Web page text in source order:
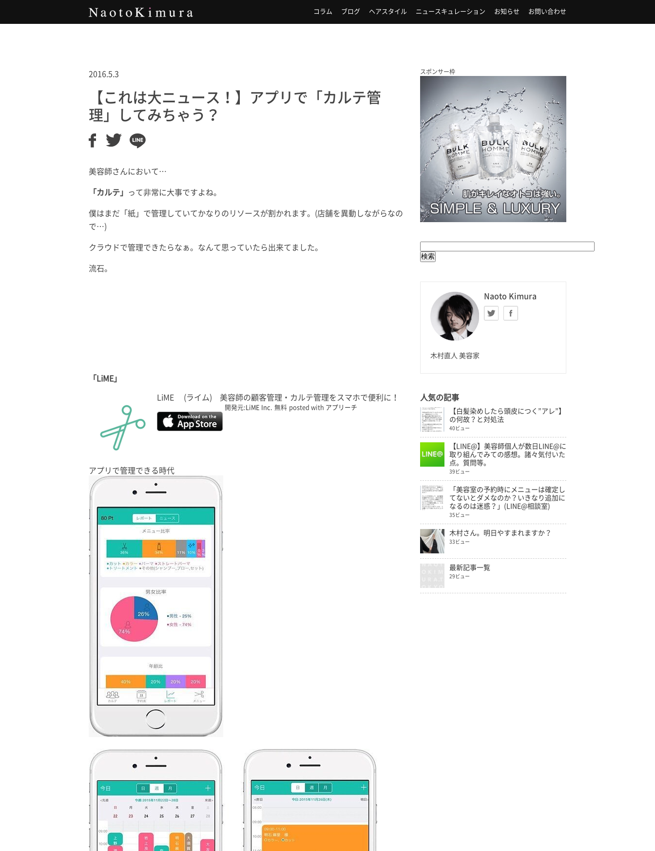
コラム ブログ ヘアスタイル ニュースキュレーション お知らせ お問い合わせ
2016.5.3
【これは大ニュース！】アプリで「カルテ管
理」してみちゃう？
美容師さんにおいて…
「カルテ」 って非常に大事ですよね。
僕はまだ「紙」で管理していてかなりのリソースが割かれます。(店舗を異動しながらなの
で…)
クラウドで管理できたらなぁ。なんて思っていたら出来てました。
流石。
「LiME」
LiME (ライム) 美容師の顧客管理・カルテ管理をスマホで便利に！
開発元:LiME Inc. 無料 posted with アプリーチ
アプリで管理できる時代
スポンサー枠
Naoto Kimura
木村直人 美容家
人気の記事
【白髪染めしたら頭皮につく”アレ”】
の何故？と対処法
40ビュー
【LINE@】美容師個人が数日LINE@に
取り組んでみての感想。諸々気付いた
点。質問等。
39ビュー
「美容室の予約時にメニューは確定し
てないとダメなのか？いきなり追加に
なるのは迷惑？」(LINE@相談室)
35ビュー
木村さん。明日やすまれますか？
33ビュー
最新記事一覧
29ビュー